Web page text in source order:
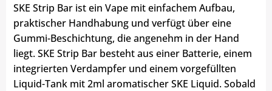
SKE Strip Bar ist ein Vape mit einfachem Aufbau,
praktischer Handhabung und verfügt über eine
Gummi-Beschichtung, die angenehm in der Hand
liegt. SKE Strip Bar besteht aus einer Batterie, einem
integrierten Verdampfer und einem vorgefüllten
Liquid-Tank mit 2ml aromatischer SKE Liquid. Sobald